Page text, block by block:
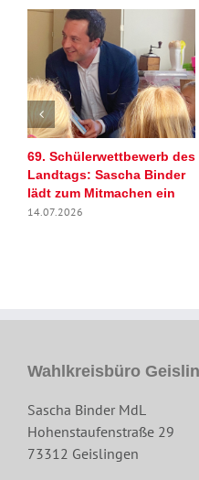
69. Schülerwettbewerb des
Landtags: Sascha Binder
lädt zum Mitmachen ein
14.07.2026
Wahlkreisbüro
Sascha Binder MdL
Hohenstaufenstraße 29
73312 Geislingen